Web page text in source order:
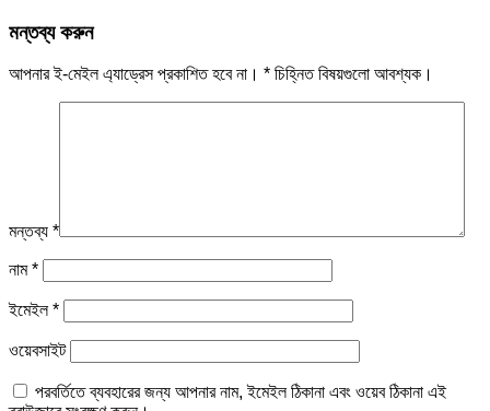
মন্তব্য করুন
আপনার ই-মেইল এ্যাড্রেস প্রকাশিত হবে না। * চিহ্নিত বিষয়গুলো আবশ্যক।
মন্তব্য *
নাম*
ইমেইল*
ওয়েবসাইট
পরবর্তিতে ব্যবহারের জন্য আপনার নাম, ইমেইল ঠিকানা এবং ওয়েব ঠিকানা এই